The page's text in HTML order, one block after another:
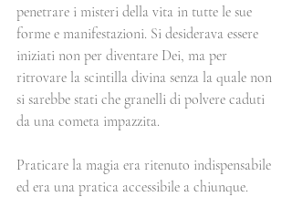
penetrare i misteri della vita in tutte le sue
forme e manifestazioni. Si desiderava essere
iniziati non per diventare Dei, ma per
ritrovare la scintilla divina senza la quale non
si sarebbe stati che granelli di polvere caduti
da una cometa impazzita.
Praticare la magia era ritenuto indispensabile
ed era una pratica accessibile a chiunque.